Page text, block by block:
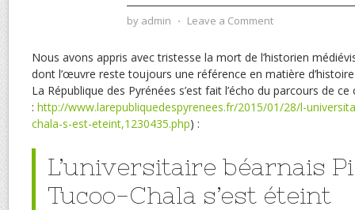
by admin ⋅ Leave a Comment
Nous avons appris avec tristesse la mort de l’historien
dont l’œuvre reste toujours une référence en matière
La République des Pyrénées s’est fait l’écho du parcours de
: http://www.larepubliquedespyrenees.fr/2015/01/28/l-
chala-s-est-eteint,1230435.php) :
L’universitaire béarnais
Tucoo-Chala s’est éteint